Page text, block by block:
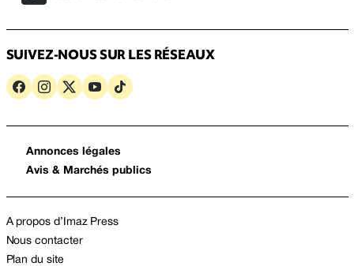
SUIVEZ-NOUS SUR LES RÉSEAUX
Annonces légales
Avis & Marchés publics
A propos d’Imaz Press
Nous contacter
Plan du site